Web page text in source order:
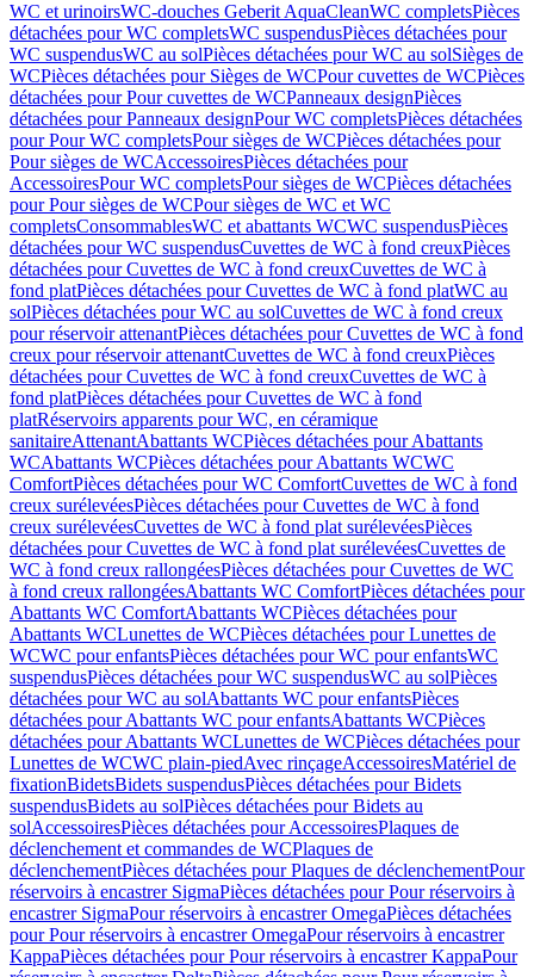
WC et urinoirsWC-douches Geberit AquaCleanWC completsPièces
détachées pour WC completsWC suspendusPièces détachées pour
WC suspendusWC au solPièces détachées pour WC au solSièges de
WCPièces détachées pour Sièges de WCPour cuvettes de WCPièces
détachées pour Pour cuvettes de WCPanneaux designPièces
détachées pour Panneaux designPour WC completsPièces détachées
pour Pour WC completsPour sièges de WCPièces détachées pour
Pour sièges de WCAccessoiresPièces détachées pour
AccessoiresPour WC completsPour sièges de WCPièces détachées
pour Pour sièges de WCPour sièges de WC et WC
completsConsommablesWC et abattants WCWC suspendusPièces
détachées pour WC suspendusCuvettes de WC à fond creuxPièces
détachées pour Cuvettes de WC à fond creuxCuvettes de WC à
fond platPièces détachées pour Cuvettes de WC à fond platWC au
solPièces détachées pour WC au solCuvettes de WC à fond creux
pour réservoir attenantPièces détachées pour Cuvettes de WC à fond
creux pour réservoir attenantCuvettes de WC à fond creuxPièces
détachées pour Cuvettes de WC à fond creuxCuvettes de WC à
fond platPièces détachées pour Cuvettes de WC à fond
platRéservoirs apparents pour WC, en céramique
sanitaireAttenantAbattants WCPièces détachées pour Abattants
WCAbattants WCPièces détachées pour Abattants WCWC
ComfortPièces détachées pour WC ComfortCuvettes de WC à fond
creux surélevéesPièces détachées pour Cuvettes de WC à fond
creux surélevéesCuvettes de WC à fond plat surélevéesPièces
détachées pour Cuvettes de WC à fond plat surélevéesCuvettes de
WC à fond creux rallongéesPièces détachées pour Cuvettes de WC
à fond creux rallongéesAbattants WC ComfortPièces détachées pour
Abattants WC ComfortAbattants WCPièces détachées pour
Abattants WCLunettes de WCPièces détachées pour Lunettes de
WCWC pour enfantsPièces détachées pour WC pour enfantsWC
suspendusPièces détachées pour WC suspendusWC au solPièces
détachées pour WC au solAbattants WC pour enfantsPièces
détachées pour Abattants WC pour enfantsAbattants WCPièces
détachées pour Abattants WCLunettes de WCPièces détachées pour
Lunettes de WCWC plain-piedAvec rinçageAccessoiresMatériel de
fixationBidetsBidets suspendusPièces détachées pour Bidets
suspendusBidets au solPièces détachées pour Bidets au
solAccessoiresPièces détachées pour AccessoiresPlaques de
déclenchement et commandes de WCPlaques de
déclenchementPièces détachées pour Plaques de déclenchementPour
réservoirs à encastrer SigmaPièces détachées pour Pour réservoirs à
encastrer SigmaPour réservoirs à encastrer OmegaPièces détachées
pour Pour réservoirs à encastrer OmegaPour réservoirs à encastrer
KappaPièces détachées pour Pour réservoirs à encastrer KappaPour